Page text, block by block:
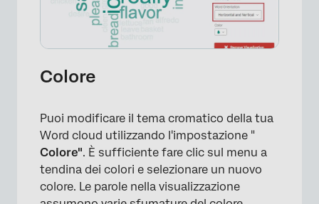
Colore
Puoi modificare il tema cromatico della tua
Word cloud utilizzando l'impostazione "
Colore". È sufficiente fare clic sul menu a
tendina dei colori e selezionare un nuovo
colore. Le parole nella visualizzazione